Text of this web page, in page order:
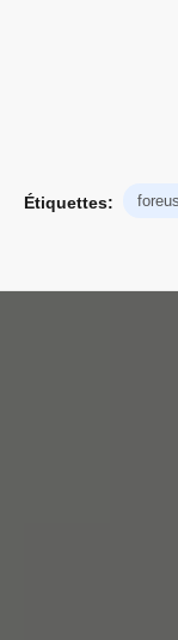
Étiquettes: